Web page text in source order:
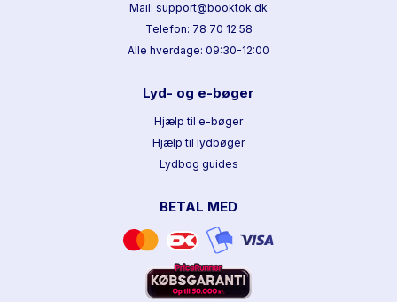
Mail: support@booktok.dk
Telefon: 78 70 12 58
Alle hverdage: 09:30-12:00
Lyd- og e-bøger
Hjælp til e-bøger
Hjælp til lydbøger
Lydbog guides
BETAL MED